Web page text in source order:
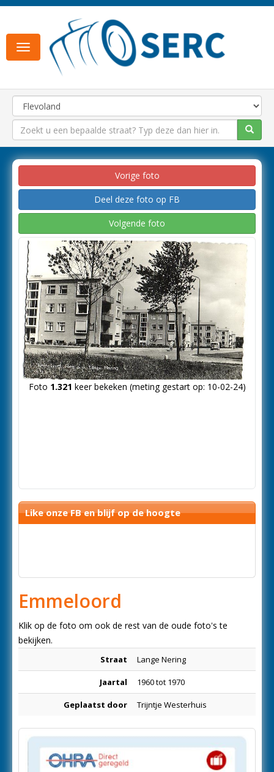
Toggle
navigation
Vorige foto
Deel deze foto op FB
Volgende foto
Foto 1.321 keer bekeken (meting gestart op: 10-02-24)
Like onze FB en blijf op de hoogte
Emmeloord
Klik op de foto om ook de rest van de oude foto's te
bekijken.
Straat Lange Nering
Jaartal 1960 tot 1970
Geplaatst door Trijntje Westerhuis